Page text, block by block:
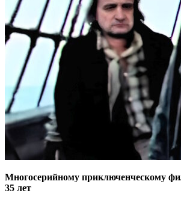
Многосерийному приключенческому
35 лет